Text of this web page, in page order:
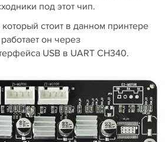
под этот чип.
стоит в данном принтере
он через
USB в UART CH340.